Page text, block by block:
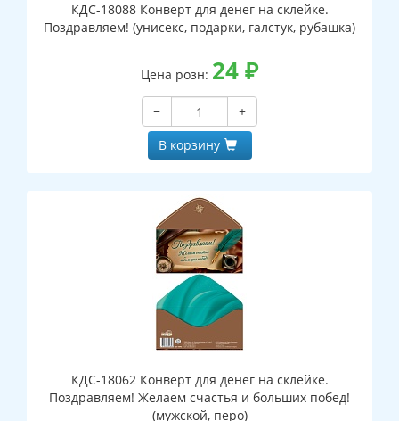
КДС-18088 Конверт для денег на склейке.
Поздравляем! (унисекс, подарки, галстук, рубашка)
Цена розн: 24₽
−
+
В корзину
КДС-18062 Конверт для денег на склейке.
Поздравляем! Желаем счастья и больших побед!
(мужской, перо)